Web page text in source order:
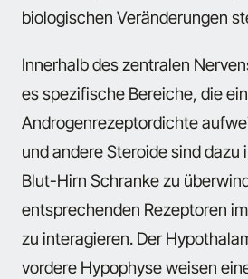
biologischen Veränderungen
Innerhalb des zentralen
es spezifische Bereiche, die
Androgenrezeptordichte
und andere Steroide sind dazu
Blut-Hirn Schranke zu
entsprechenden Rezeptoren
zu interagieren. Der
vordere Hypophyse weisen